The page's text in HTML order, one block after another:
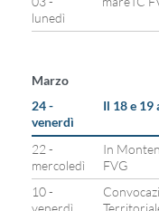
lunedì
Marzo
24 -
venerdì
Il 18 e 19
22 -
mercoledì
In
FVG
10 -
venerdì